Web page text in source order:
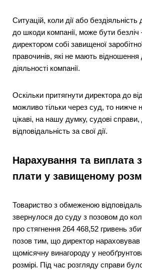
Ситуацій, коли дії або
до шкоди компанії, може бути безліч
директором собі завищеної
правочинів, які не мають відношення
діяльності компанії.
Оскільки притягнути директора до
можливо тільки через суд, то нижче
цікаві, на нашу думку, судові
відповідальність за свої дії.
Нарахування та виплата
плати у завищеному
Товариство з обмеженою
звернулося до суду з позовом до
про стягнення 264 468,52 гривень
позов тим, що директор нараховував
щомісячну винагороду у
розмірі. Під час розгляду справи